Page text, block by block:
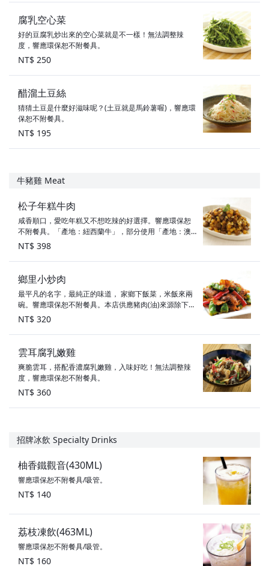
腐乳空心菜
好的豆腐乳炒出來的空心菜就是不一樣！無法調整辣
度，響應環保恕不附餐具。
NT$ 250
醋溜土豆絲
猜猜土豆是什麼好滋味呢？(土豆就是馬鈴薯喔)，響應環
保恕不附餐具。
NT$ 195
牛豬雞 Meat
松子年糕牛肉
咸香順口，愛吃年糕又不想吃辣的好選擇。響應環保恕
不附餐具。「產地：紐西蘭牛」，部分使用「產地：澳
洲牛」
NT$ 398
鄉里小炒肉
最平凡的名字，最純正的味道， 家鄉下飯菜，米飯來兩
碗。響應環保恕不附餐具。本店供應豬肉(油)來源除下列
項目，其餘豬肉與豬可食用部位原產地為：台灣、滷大
腸：義大利（不含萊克多巴胺）
NT$ 320
雲耳腐乳嫩雞
爽脆雲耳，搭配香濃腐乳嫩雞，入味好吃！無法調整辣
度，響應環保恕不附餐具。
NT$ 360
招牌冰飲 Specialty Drinks
柚香鐵觀音(430ML)
響應環保恕不附餐具/吸管。
NT$ 140
荔枝凍飲(463ML)
響應環保恕不附餐具/吸管。
NT$ 160